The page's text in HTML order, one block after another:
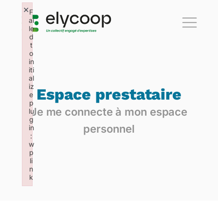
Espace prestataire
Je me connecte à mon espace
personnel
F
ai
le
d
t
o
in
iti
al
iz
e
p
lu
g
in
:
w
p
li
n
k
×
Failed to initialize plugin: wplink